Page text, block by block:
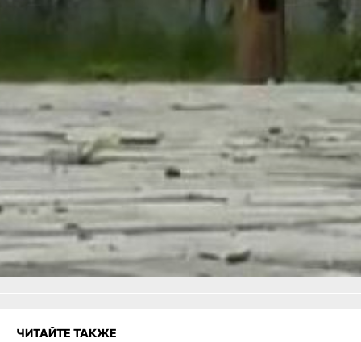
без масштабных
Читайте нас в соцсетях:
ВКонтакте,
Одноклассники, Телеграм
илиЯндекс.ДзениМАКС
Как вам материал?
Огонь!
Супер
Удивило
Грустно
Злость
Разочарование
ЧИТАЙТЕ ТАКЖЕ